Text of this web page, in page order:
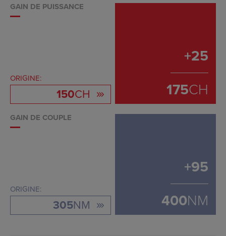
GAIN DE PUISSANCE
ORIGINE:
150CH
+25
175CH
GAIN DE COUPLE
ORIGINE:
305NM
+95
400NM